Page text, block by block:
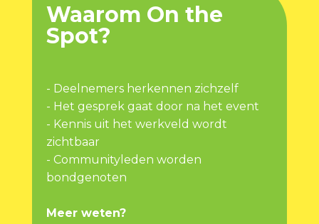
Waarom On the
Spot?
- Deelnemers herkennen zichzelf
- Het gesprek gaat door na het event
- Kennis uit het werkveld wordt
zichtbaar
- Communityleden worden
bondgenoten
Meer weten?